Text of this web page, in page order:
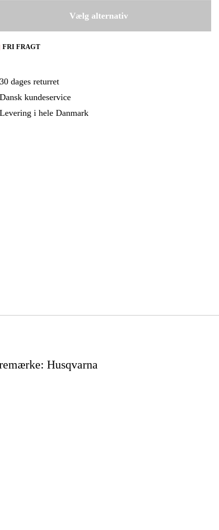
Vælg alternativ
FRI FRAGT
dages returret
kundeservice
i hele Danmark
: Husqvarna